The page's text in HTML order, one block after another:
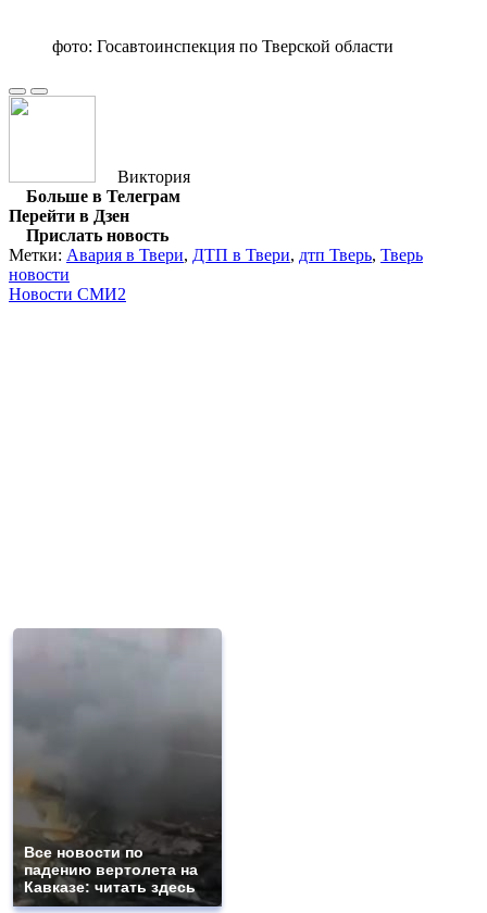
фото: Госавтоинспекция по Тверской области
Виктория
Больше в Телеграм
Перейти в Дзен
Прислать новость
Метки: Авария в Твери, ДТП в Твери, дтп Тверь, Тверь
новости
Новости СМИ2
Все новости по
падению вертолета на
Кавказе: читать здесь